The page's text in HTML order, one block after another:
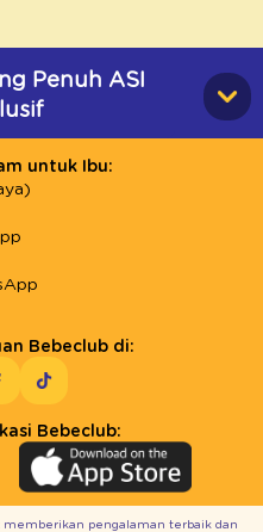
Penuh ASI
untuk Ibu:
Bebeclub di:
Bebeclub:
pengalaman terbaik dan